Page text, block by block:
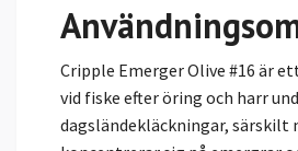
Cripple Emerger Olive #16 är
vid fiske efter öring och harr
dagsländekläckningar, särskilt